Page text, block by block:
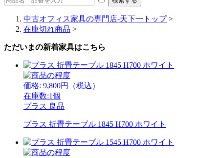
中古オフィス家具の専門店-天下一トップ>
在庫切れ商品 >
ただいまの新着家具はこちら
価格: 9,800円（税込）
在庫数:1個
プラス 良品
プラス 折畳テーブル 1845 H700 ホワイト